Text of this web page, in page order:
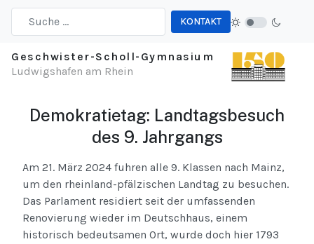
KONTAKT
Geschwister-Scholl-Gymnasium
Ludwigshafen am Rhein
Demokratietag: Landtagsbesuch
des 9. Jahrgangs
Am 21. März 2024 fuhren alle 9. Klassen nach Mainz,
um den rheinland-pfälzischen Landtag zu besuchen.
Das Parlament residiert seit der umfassenden
Renovierung wieder im Deutschhaus, einem
historisch bedeutsamen Ort, wurde doch hier 1793